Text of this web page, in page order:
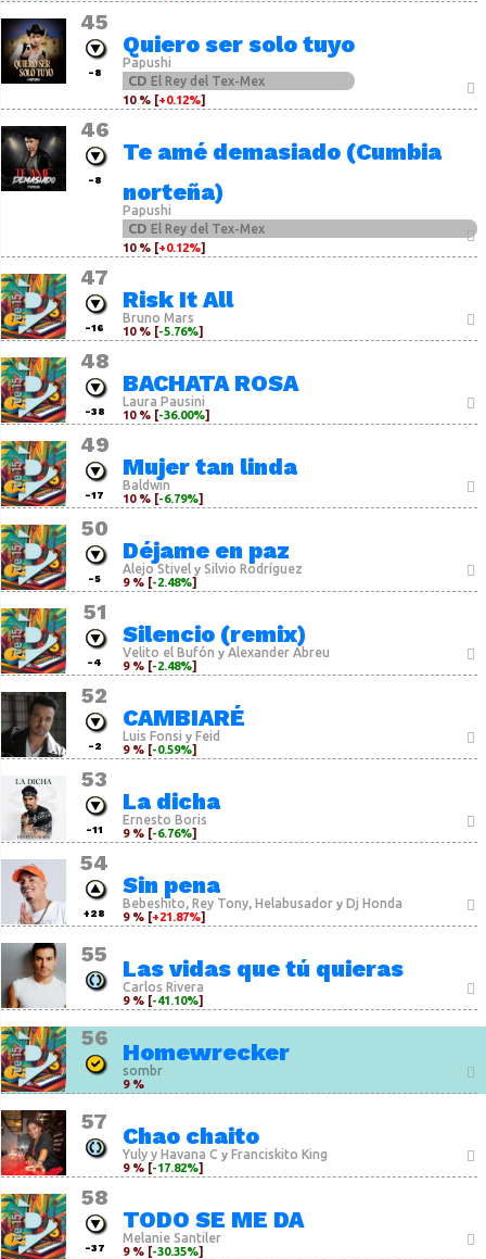
45
-8
Quiero ser solo tuyo
Papushi
CDEl Rey del Tex-Mex
10 % [+0.12%]
46
-8
Te amé demasiado (Cumbia
norteña)
Papushi
CDEl Rey del Tex-Mex
10 % [+0.12%]
47
-16
Risk It All
Bruno Mars
10 % [-5.76%]
48
-38
BACHATA ROSA
Laura Pausini
10 % [-36.00%]
49
-17
Mujer tan linda
Baldwin
10 % [-6.79%]
50
-5
Déjame en paz
Alejo Stivel ySilvio Rodríguez
9 % [-2.48%]
51
-4
Silencio (remix)
Velito el Bufón yAlexander Abreu
9 % [-2.48%]
52
-2
CAMBIARÉ
Luis Fonsi y Feid
9 % [-0.59%]
53
-11
La dicha
Ernesto Boris
9 % [-6.76%]
54
+28
Sin pena
Bebeshito, Rey Tony, Helabusador y Dj Honda
9 % [+21.87%]
55
Las vidas que tú quieras
Carlos Rivera
9 % [-41.10%]
56
Homewrecker
sombr
9 %
57
Chao chaito
Yuly y Havana C y Franciskito King
9 % [-17.82%]
58
-37
TODO SE ME DA
Melanie Santiler
9 % [-30.35%]